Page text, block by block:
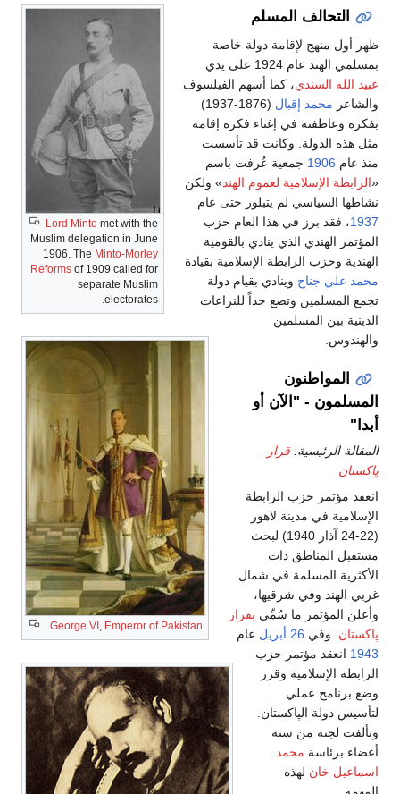
Lord Minto met with the
Muslim delegation in June
1906. The Minto-Morley
Reforms of 1909 called for
separate Muslim
electorates.
التحالف المسلم
George VI , Emperor of Pakistan
.
ظهر أول منهج لإقامة دولة خاصة
بمسلمي الهند عام 1924 على يدي
عبيد الله السندي، كما أسهم الفيلسوف
والشاعر محمد إقبال
(1876-1937)
بفكره وعاطفته في إغناء فكرة إقامة
مثل هذه الدولة. وكانت قد تأسست
منذ عام 1906 جمعية عُرفت باسم
«الرابطة الإسلامية لعموم الهند» ولكن
نشاطها السياسي لم يتبلور حتى عام
1937، فقد برز في هذا العام حزب
المؤتمر الهندي الذي ينادي بالقومية
الهندية وحزب الرابطة الإسلامية بقيادة
محمد علي جناح وينادي بقيام دولة
تجمع المسلمين وتضع حداً للنزاعات
الدينية بين المسلمين
والهندوس.
المواطنون
المسلمون - "الآن أو
أبدا"
المقالة الرئيسية: قرار
پاكستان
انعقد مؤتمر حزب الرابطة
الإسلامية في مدينة لاهور
(22-24 آذار 1940) لبحث
مستقبل المناطق ذات
الأكثرية المسلمة في شمال
غربي الهند وفي شرقيها،
وأعلن المؤتمر ما سُمِّي بقرار
پاكستان . وفي 26 أبريل
عام
1943 انعقد مؤتمر حزب
الرابطة الإسلامية وقرر
وضع برنامج عملي
لتأسيس دولة الپاكستان.
وتألفت لجنة من ستة
أعضاء برئاسة محمد
اسماعيل خان لهذه